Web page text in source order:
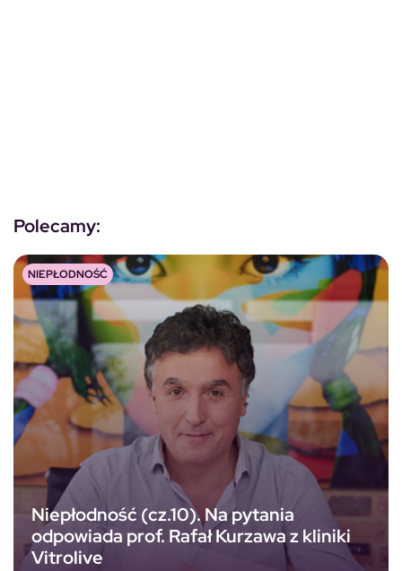
Polecamy:
Niepłodność (cz.10). Na pytania
odpowiada prof. Rafał Kurzawa z kliniki
Vitrolive
NIEPŁODNOŚĆ